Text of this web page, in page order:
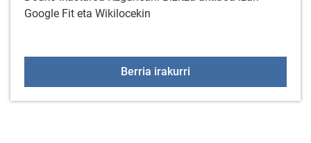
Google Fit eta Wikilocekin
Berria irakurri